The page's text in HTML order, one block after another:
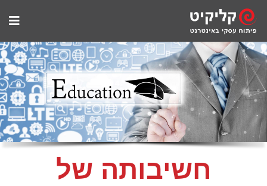
חשיבותה של